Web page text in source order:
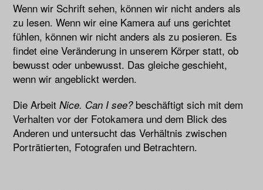
Wenn wir Schrift sehen, können wir nicht anders als
zu lesen. Wenn wir eine Kamera auf uns gerichtet
fühlen, können wir nicht anders als zu posieren. Es
findet eine Veränderung in unserem Körper statt, ob
bewusst oder unbewusst. Das gleiche geschieht,
wenn wir angeblickt werden.
Die ArbeitNice. Can I see?beschäftigt sich mit dem
Verhalten vor der Fotokamera und dem Blick des
Anderen und untersucht das Verhältnis zwischen
Porträtierten, Fotografen und Betrachtern.